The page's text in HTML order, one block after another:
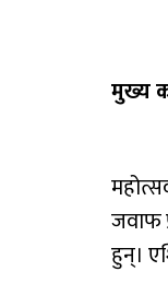
मुख्य
जवाफ
हुन्।